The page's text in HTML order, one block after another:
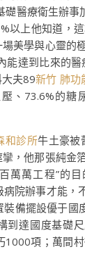
礎醫療衛生辦事
以上他知道，
美學與心靈的
能達到比來的
夫89新竹 肺
、73.6%的糖
和診所牛土豪被
，他那張純金
萬萬工程”的
病院辦事才能，
裝備擺設優于國
到達國度基礎
1000項；萬間